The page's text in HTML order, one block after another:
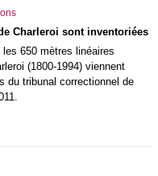
Charleroi sont inventoriées
650 mètres linéaires
(1800-1994) viennent
du tribunal correctionnel de